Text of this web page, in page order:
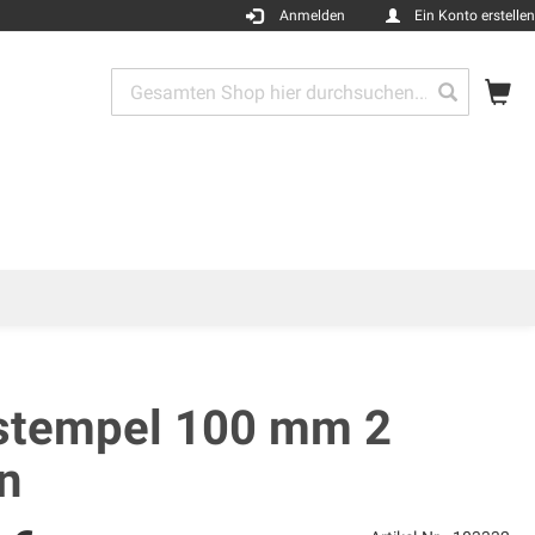
Anmelden Ein Konto erstellen
Search
100 mm 2